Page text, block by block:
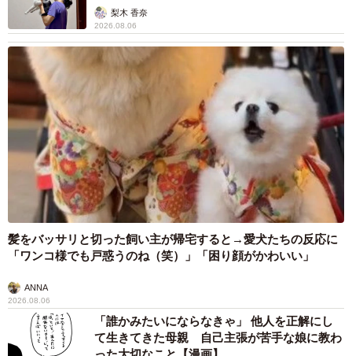
梨木 香奈
2026.08.06
髪をバッサリと切った飼い主が帰宅すると→愛犬たちの反応に
「ワンコ様でも戸惑うのね（笑）」「困り顔がかわいい」
ANNA
2026.08.06
「誰かみたいにならなきゃ」 他人を正解にし
て生きてきた母親 自己主張が苦手な娘に教わ